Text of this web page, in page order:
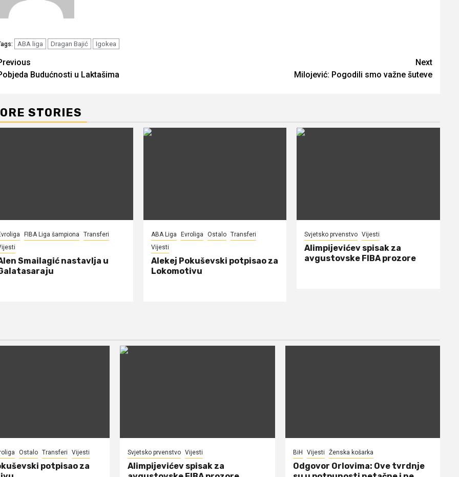
ABA liga Dragan Bajić Igokea
Budućnosti u Laktašima
Next
Milojević: Pogodili smo važne šuteve
STORIES
FIBA Liga šampiona
Transferi
Smailagić nastavlja u
ABA Liga Evroliga Ostalo Transferi
Vijesti
Alekej Pokuševski potpisao za
Lokomotivu
Svjetsko prvenstvo Vijesti
Alimpijevićev spisak za
avgustovske FIBA prozore
Ostalo Transferi Vijesti
potpisao za
Svjetsko prvenstvo Vijesti
Alimpijevićev spisak za
BiH Vijesti Ženska košarka
Odgovor Orlovima: ​Ove tvrdnje